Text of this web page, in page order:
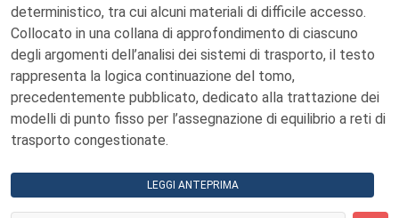
deterministico, tra cui alcuni materiali di difficile accesso.
Collocato in una collana di approfondimento di ciascuno
degli argomenti dell’analisi dei sistemi di trasporto, il testo
rappresenta la logica continuazione del tomo,
precedentemente pubblicato, dedicato alla trattazione dei
modelli di punto fisso per l’assegnazione di equilibrio a reti di
trasporto congestionate.
LEGGI ANTEPRIMA